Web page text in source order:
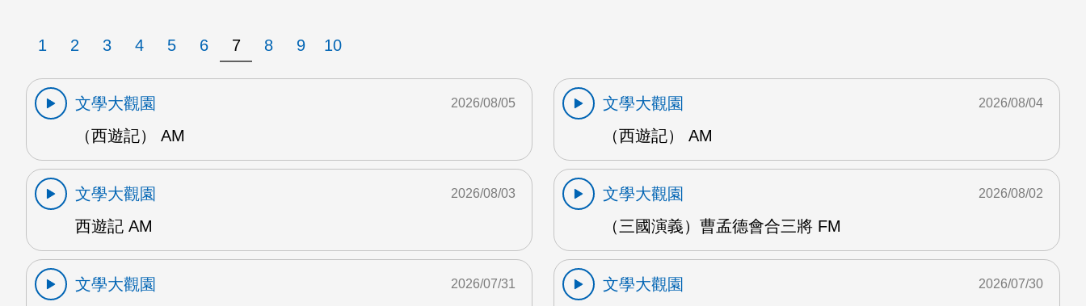
1 2 3 4 5 6 7 8 9 10
文學大觀園
（西遊記） AM
2026/08/05
文學大觀園
（西遊記） AM
2026/08/04
文學大觀園
西遊記 AM
2026/08/03
文學大觀園
（三國演義）曹孟德會合三將 FM
2026/08/02
文學大觀園
2026/07/31
文學大觀園
2026/07/30